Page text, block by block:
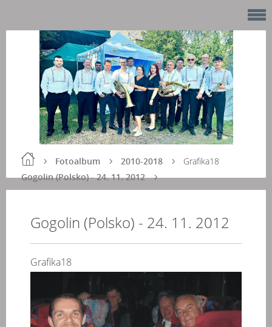
Fotoalbum
2010-2018
Gogolin (Polsko) - 24. 11. 2012
Grafika18
Gogolin (Polsko) - 24. 11. 2012
Grafika18